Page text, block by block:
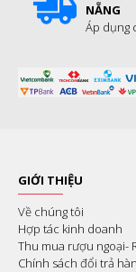
NẴNG
Áp dụng
GIỚI THIỆU
Về chúng tôi
Hợp tác kinh doanh
Thu mua rượu ngoại-
Chính sách đổi trả